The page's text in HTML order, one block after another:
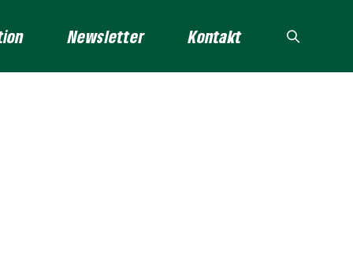
Newsletter Kontakt